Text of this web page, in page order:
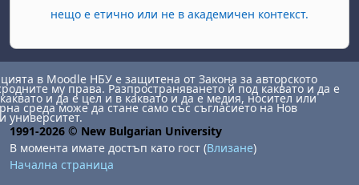
нещо е етично или не в академичен контекст.
в Moodle НБУ е защитена от Закона за авторското
му права. Разпространяването й под каквато и да е
и да е цел и в каквато и да е медия, носител или
среда може да стане само със съгласието на Нов
университет.
1991-2026 © New Bulgarian University
В момента имате достъп като гост (Влизане)
Начална страница